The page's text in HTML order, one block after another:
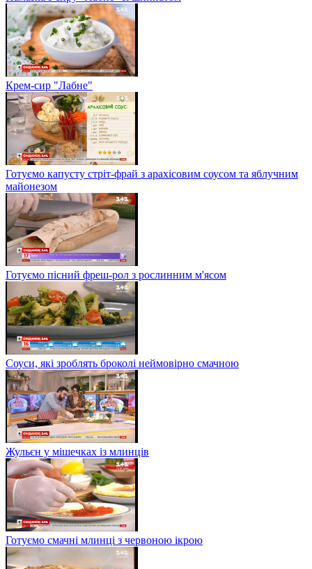
Крем-сир "Лабне"
Готуємо капусту стріт-фрай з арахісовим соусом та яблучним
майонезом
Готуємо пісний фреш-рол з рослинним м'ясом
Соуси, які зроблять броколі неймовірно смачною
Жульєн у мішечках із млинців
Готуємо смачні млинці з червоною ікрою